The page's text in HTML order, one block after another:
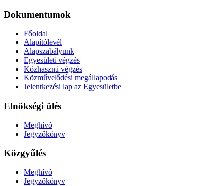
Dokumentumok
Főoldal
Alapítólevél
Alapszabályunk
Egyesületi végzés
Közhasznú végzés
Közművelődési megállapodás
Jelentkezési lap az Egyesületbe
Elnökségi ülés
Meghívó
Jegyzőkönyv
Közgyűlés
Meghívó
Jegyzőkönyv